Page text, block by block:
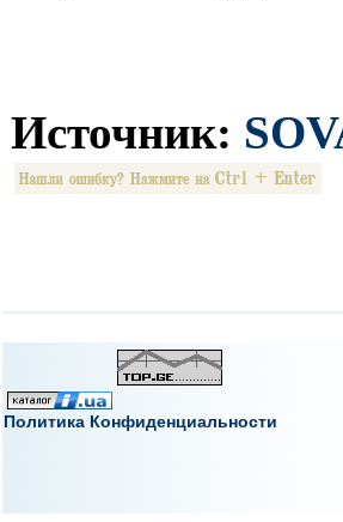
Источник:
Политика Конфиденциальности